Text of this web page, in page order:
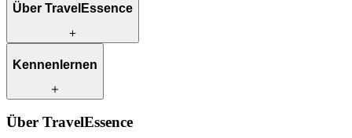
Über TravelEssence
Was wir anbieten
Was uns einzigartig macht
Klimabewusst reisen
Kennenlernen
Unsere Reiseexperten
Über TravelEssence